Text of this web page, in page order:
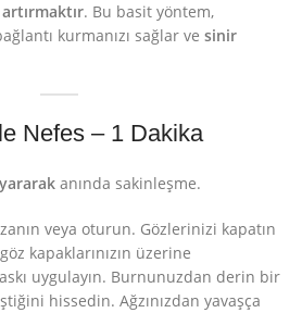
. Bu basit yöntem,
kurmanızı sağlar ve sinir
Nefes – 1 Dakika
anında sakinleşme.
veya oturun. Gözlerinizi kapatın
kapaklarınızın üzerine
uygulayın. Burnunuzdan derin bir
hissedin. Ağzınızdan yavaşça